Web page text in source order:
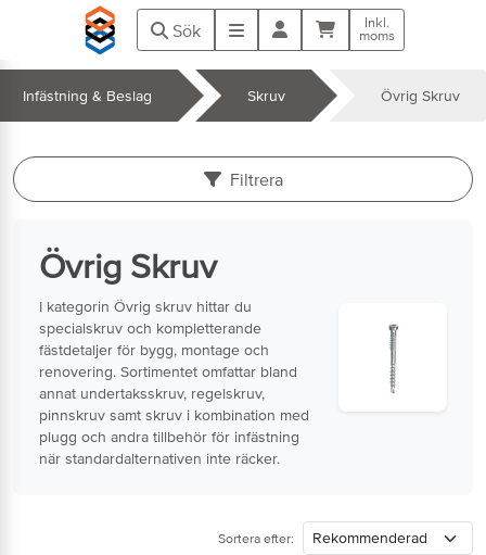
Hoppa till huvudinnehåll
Sök Meny Kundvagn
Inkl.
moms
Infästning & Beslag Skruv Övrig Skruv
Filtrera
Övrig Skruv
I kategorin Övrig skruv hittar du
specialskruv och kompletterande
fästdetaljer för bygg, montage och
renovering. Sortimentet omfattar bland
annat undertaksskruv, regelskruv,
pinnskruv samt skruv i kombination med
plugg och andra tillbehör för infästning
när standardalternativen inte räcker.
Sortera efter: